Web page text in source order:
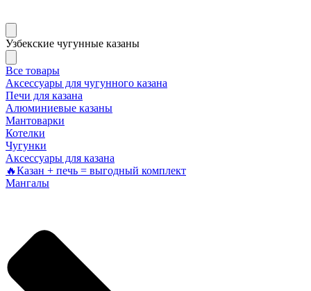
Узбекские чугунные казаны
Все товары
Аксессуары для чугунного казана
Печи для казана
Алюминиевые казаны
Мантоварки
Котелки
Чугунки
Аксессуары для казана
🔥Казан + печь = выгодный комплект
Мангалы